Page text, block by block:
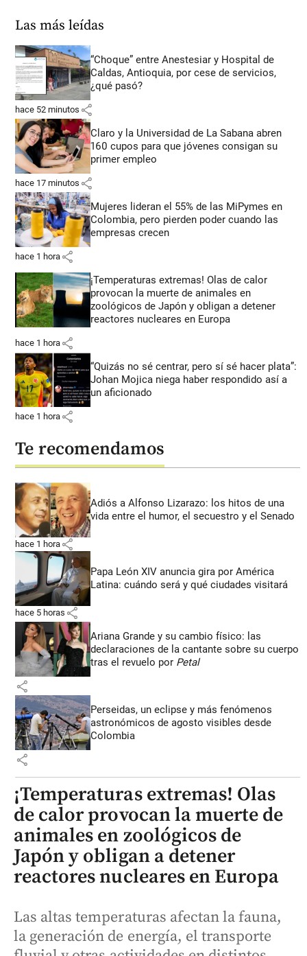
Las más leídas
“Choque” entre Anestesiar y Hospital de
Caldas, Antioquia, por cese de servicios,
¿qué pasó?
hace 52 minutos share
Claro y la Universidad de La Sabana abren
160 cupos para que jóvenes consigan su
primer empleo
hace 17 minutos share
Mujeres lideran el 55% de las MiPymes en
Colombia, pero pierden poder cuando las
empresas crecen
hace 1 hora share
¡Temperaturas extremas! Olas de calor
provocan la muerte de animales en
zoológicos de Japón y obligan a detener
reactores nucleares en Europa
hace 1 hora share
“Quizás no sé centrar, pero sí sé hacer plata”:
Johan Mojica niega haber respondido así a
un aficionado
hace 1 hora share
Te recomendamos
Adiós a Alfonso Lizarazo: los hitos de una
vida entre el humor, el secuestro y el Senado
hace 1 hora share
Papa León XIV anuncia gira por América
Latina: cuándo será y qué ciudades visitará
hace 5 horas share
Ariana Grande y su cambio físico: las
declaraciones de la cantante sobre su cuerpo
tras el revuelo por Petal
share
Perseidas, un eclipse y más fenómenos
astronómicos de agosto visibles desde
Colombia
share
¡Temperaturas extremas! Olas
de calor provocan la muerte de
animales en zoológicos de
Japón y obligan a detener
reactores nucleares en Europa
Las altas temperaturas afectan la fauna,
la generación de energía, el transporte